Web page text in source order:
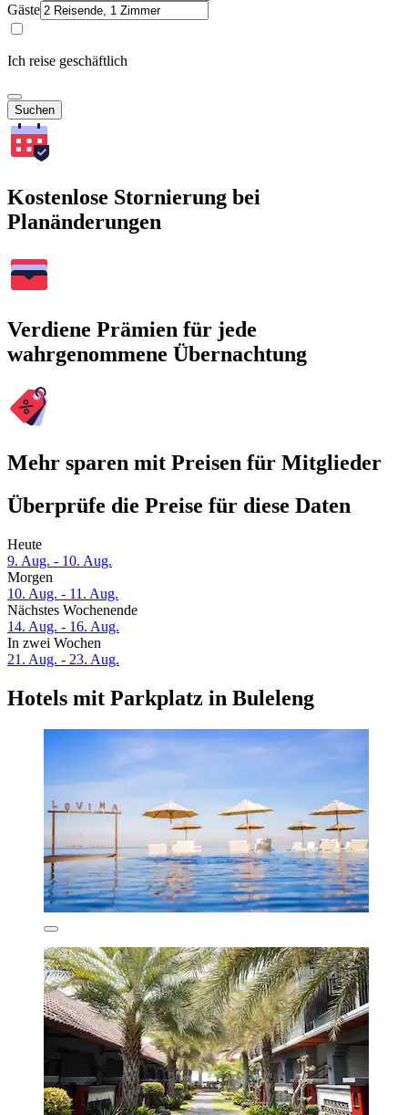
Gäste
Ich reise geschäftlich
Suchen
Kostenlose Stornierung bei
Planänderungen
Verdiene Prämien für jede
wahrgenommene Übernachtung
Mehr sparen mit Preisen für Mitglieder
Überprüfe die Preise für diese Daten
Heute
9. Aug. - 10. Aug.
Morgen
10. Aug. - 11. Aug.
Nächstes Wochenende
14. Aug. - 16. Aug.
In zwei Wochen
21. Aug. - 23. Aug.
Hotels mit Parkplatz in Buleleng